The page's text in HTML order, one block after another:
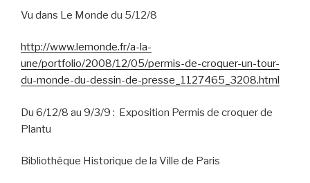
Vu dans Le Monde du 5/12/8
http://www.lemonde.fr/a-la-
une/portfolio/2008/12/05/permis-de-croquer-un-tour-
du-monde-du-dessin-de-presse_1127465_3208.html
Du 6/12/8 au 9/3/9 : Exposition Permis de croquer de
Plantu
Bibliothèque Historique de la Ville de Paris